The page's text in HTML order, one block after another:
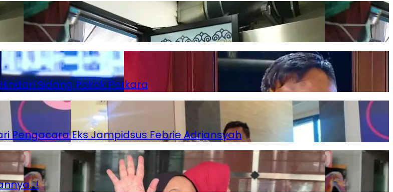
Sidang Pokok Perkara
Pengacara Eks Jampidsus Febrie Adriansyah